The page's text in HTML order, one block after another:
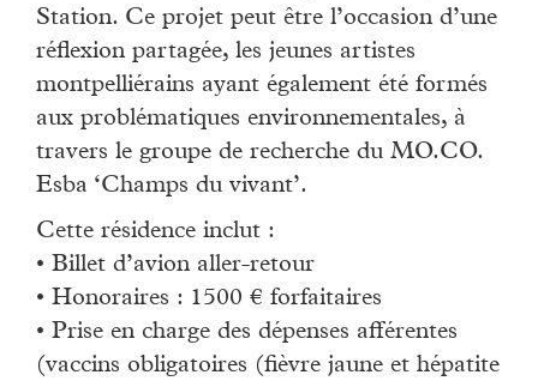
Station. Ce projet peut être l’occasion d’une
réflexion partagée, les jeunes artistes
montpelliérains ayant également été formés
aux problématiques environnementales, à
travers le groupe de recherche du MO.CO.
Esba ‘Champs du vivant’.
Cette résidence inclut :
• Billet d’avion aller-retour
• Honoraires : 1500 € forfaitaires
• Prise en charge des dépenses afférentes
(vaccins obligatoires (fièvre jaune et hépatite